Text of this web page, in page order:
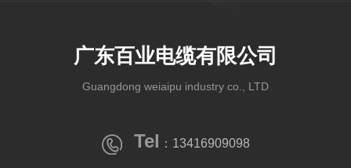
广东百业电缆有限公司
Guangdong weiaipu industry co., LTD
Tel ：13416909098